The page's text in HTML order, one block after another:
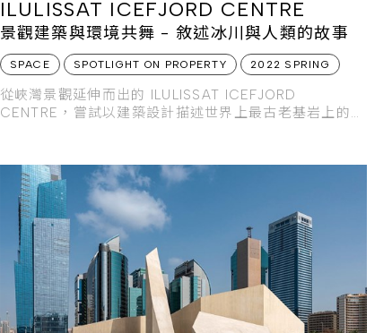
ILULISSAT ICEFJORD CENTRE
景觀建築與環境共舞 - 敘述冰川與人類的故事
SPACE SPOTLIGHT ON PROPERTY 2022 SPRING
從峽灣景觀延伸而出的 ILULISSAT ICEFJORD
CENTRE，嘗試以建築設計描述世界上最古老基岩上的冰